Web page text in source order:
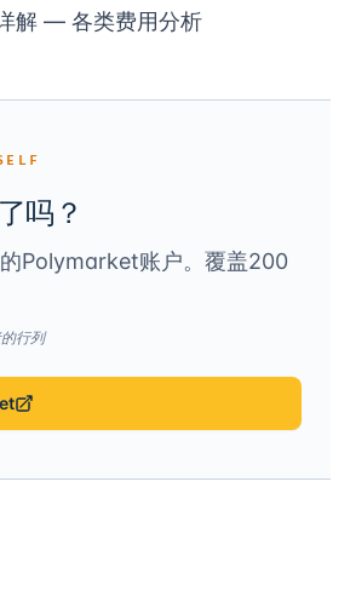
解 — 各类费用分析
吗？
Polymarket账户。覆盖200
行列